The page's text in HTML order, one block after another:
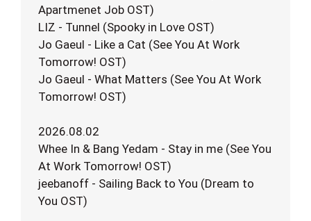
Apartmenet Job OST)
LIZ - Tunnel (Spooky in Love OST)
Jo Gaeul - Like a Cat (See You At Work
Tomorrow! OST)
Jo Gaeul - What Matters (See You At Work
Tomorrow! OST)
2026.08.02
Whee In & Bang Yedam - Stay in me (See You
At Work Tomorrow! OST)
jeebanoff - Sailing Back to You (Dream to
You OST)